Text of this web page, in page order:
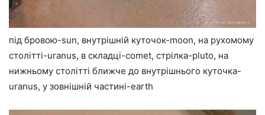
під бровою-sun, внутрішній куточок-moon, на рухомому
столітті-uranus, в складці-comet, стрілка-pluto, на
нижньому столітті ближче до внутрішнього куточка-
uranus, у зовнішній частині-earth